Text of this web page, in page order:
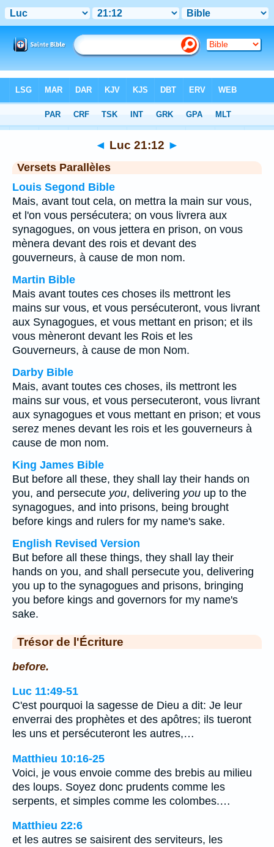
Chapitre 21> Verset 12
◄ Luc 21:12 ►
Versets Parallèles
Louis Segond Bible
Mais, avant tout cela, on mettra la main sur vous,
et l'on vous persécutera; on vous livrera aux
synagogues, on vous jettera en prison, on vous
mènera devant des rois et devant des
gouverneurs, à cause de mon nom.
Martin Bible
Mais avant toutes ces choses ils mettront les
mains sur vous, et vous persécuteront, vous livrant
aux Synagogues, et vous mettant en prison; et ils
vous mèneront devant les Rois et les
Gouverneurs, à cause de mon Nom.
Darby Bible
Mais, avant toutes ces choses, ils mettront les
mains sur vous, et vous persecuteront, vous livrant
aux synagogues et vous mettant en prison; et vous
serez menes devant les rois et les gouverneurs à
cause de mon nom.
King James Bible
But before all these, they shall lay their hands on
you, and persecute you, delivering you up to the
synagogues, and into prisons, being brought
before kings and rulers for my name's sake.
English Revised Version
But before all these things, they shall lay their
hands on you, and shall persecute you, delivering
you up to the synagogues and prisons, bringing
you before kings and governors for my name's
sake.
Trésor de l'Écriture
before.
Luc 11:49-51
C'est pourquoi la sagesse de Dieu a dit: Je leur
enverrai des prophètes et des apôtres; ils tueront
les uns et persécuteront les autres,…
Matthieu 10:16-25
Voici, je vous envoie comme des brebis au milieu
des loups. Soyez donc prudents comme les
serpents, et simples comme les colombes.…
Matthieu 22:6
et les autres se saisirent des serviteurs, les